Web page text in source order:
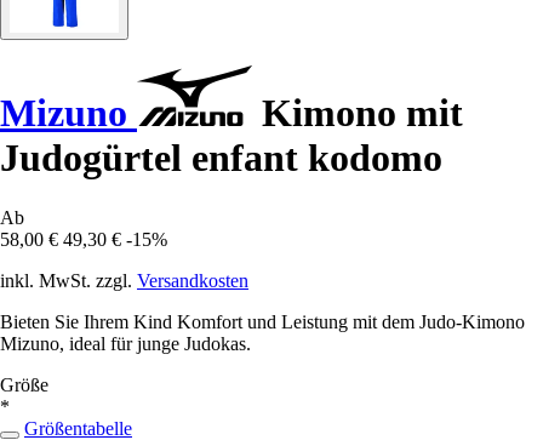
Mizuno
Kimono mit
Judogürtel enfant kodomo
Ab
58,00 € 49,30 € -15%
inkl. MwSt. zzgl. Versandkosten
Bieten Sie Ihrem Kind Komfort und Leistung mit dem Judo-Kimono
Mizuno, ideal für junge Judokas.
Größe
*
Größentabelle